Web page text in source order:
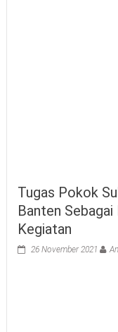
Tugas Pokok
Banten
Kegiatan
26 November 2021